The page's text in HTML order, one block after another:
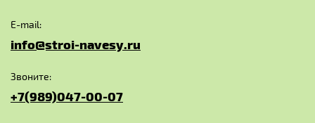
E-mail:
info@stroi-navesy.ru
Звоните:
+7(989)047-00-07